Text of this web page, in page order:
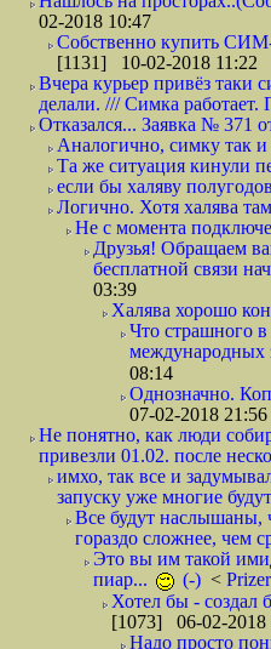
02-2018 10:47
Собственно купить СИМ-
[1131] 10-02-2018 11:22
Вчера курьер привёз таки
делали. /// Симка работает.
Отказался... Заявка № 371
Аналогично, симку так
Та же ситуация кинули
если бы халяву
Логично. Хотя халява
Не с момента
Друзья! Обращаем
бесплатной связи
03:39
Халява хорошо
Что страшного
международных
08:14
Однозначно.
07-02-2018 21:56
Не понятно, как люди
привезли 01.02. после
имхо, так все и
запуску уже многие
Все будут наслышаны,
гораздо сложнее, чем
Это вы им такой
пиар...
(-) < Prizer
Хотел бы - создал
[1073] 06-02-2018
Надо просто